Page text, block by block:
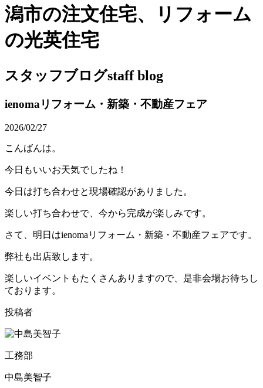
潟市の注文住宅、リフォーム
の光英住宅
スタッフブログstaff blog
ienomaリフォーム・新築・不動産フェア
2026/02/27
こんばんは。
今日もいいお天気でしたね！
今日は打ち合わせと現場確認がありました。
楽しい打ち合わせで、今から完成が楽しみです。
さて、明日はienomaリフォーム・新築・不動産フェアです。
弊社も出店致します。
楽しいイベントもたくさんありますので、是非会場お待ちし
ております。
投稿者
工務部
中島美智子